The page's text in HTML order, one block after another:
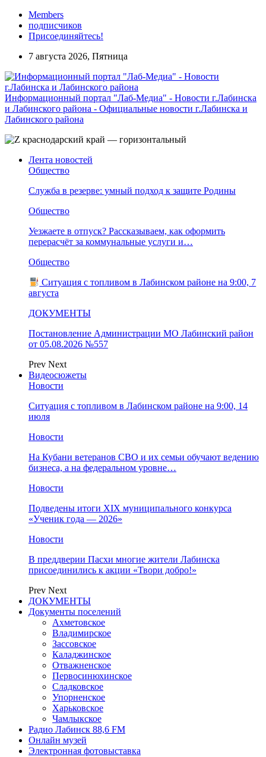
Members
подписчиков
Присоединяйтесь!
7 августа 2026, Пятница
Информационный портал "Лаб-Медиа" - Новости г.Лабинска
и Лабинского района - Официальные новости г.Лабинска и
Лабинского района
Лента новостей
Общество
Служба в резерве: умный подход к защите Родины
Общество
Уезжаете в отпуск? Рассказываем, как оформить
перерасчёт за коммунальные услуги и…
Общество
Ситуация с топливом в Лабинском районе на 9:00, 7
августа
ДОКУМЕНТЫ
Постановление Администрации МО Лабинский район
от 05.08.2026 №557
Prev Next
Видеосюжеты
Новости
Ситуация с топливом в Лабинском районе на 9:00, 14
июля
Новости
На Кубани ветеранов СВО и их семьи обучают ведению
бизнеса, а на федеральном уровне…
Новости
Подведены итоги XIX муниципального конкурса
«Ученик года — 2026»
Новости
В преддверии Пасхи многие жители Лабинска
присоединились к акции «Твори добро!»
Prev Next
ДОКУМЕНТЫ
Документы поселений
Ахметовское
Владимирское
Зассовское
Каладжинское
Отважненское
Первосинюхинское
Сладковское
Упорненское
Харьковское
Чамлыкское
Радио Лабинск 88,6 FM
Онлайн музей
Электронная фотовыставка